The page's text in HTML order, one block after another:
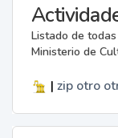
Listado de
Ministerio de
| zip otro